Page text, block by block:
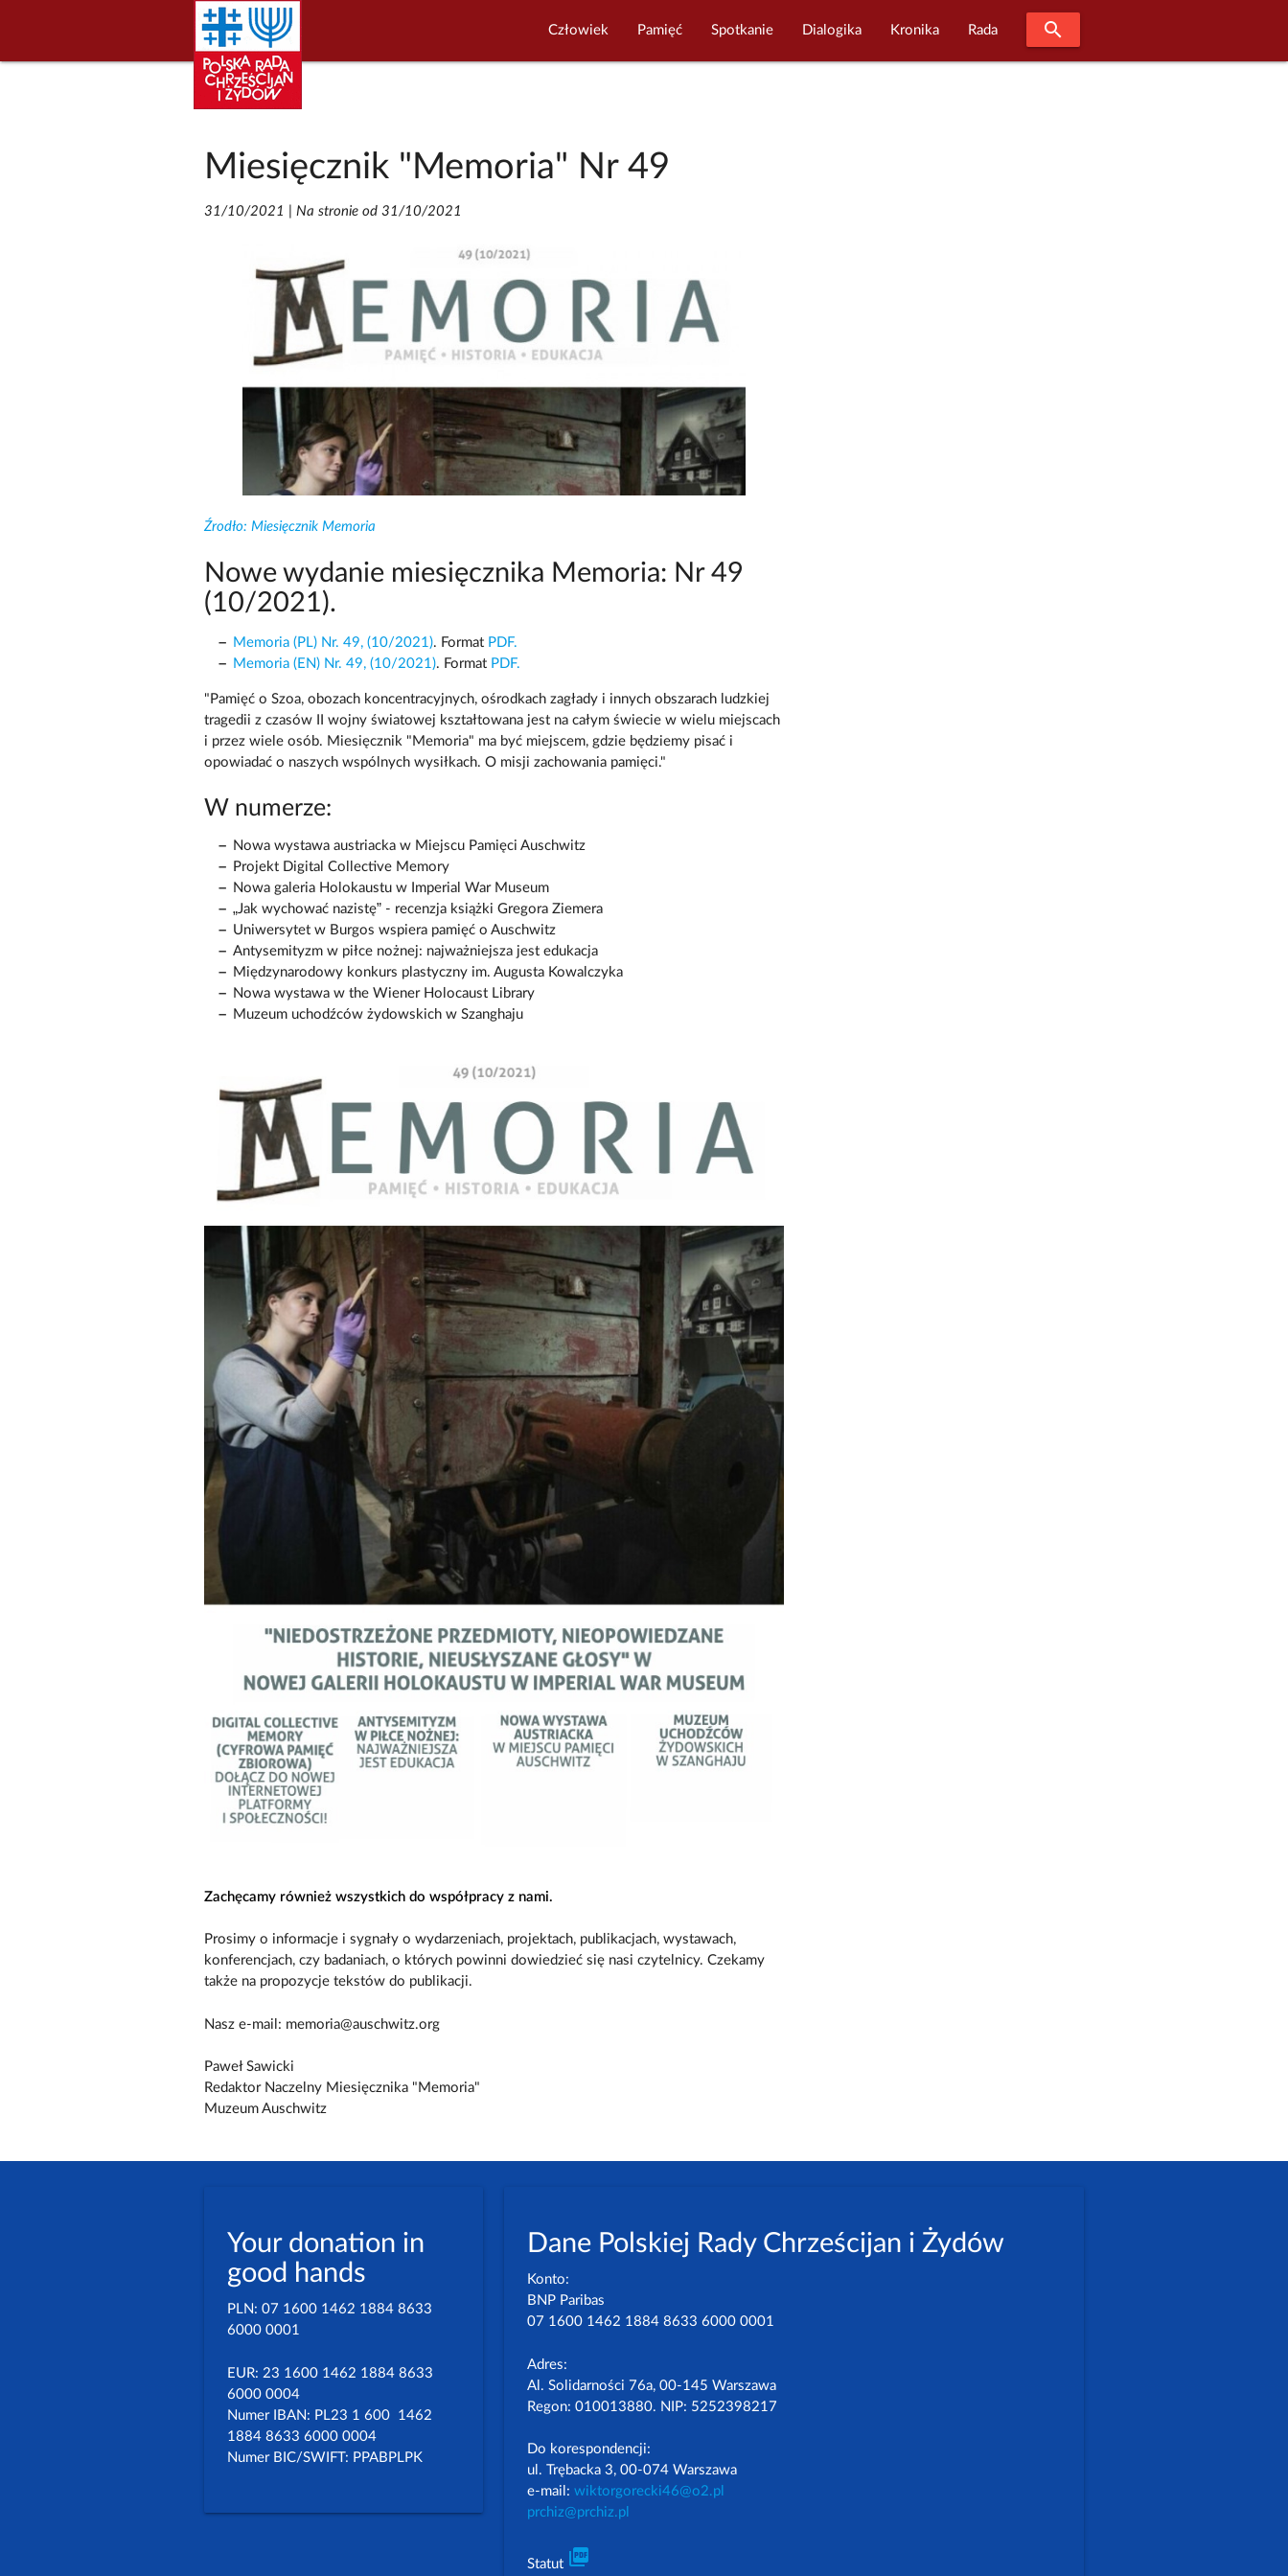
Człowiek Pamięć Spotkanie Dialogika Kronika Rada search
Miesięcznik "Memoria" Nr 49
31/10/2021 Na stronie od 31/10/2021
Źrodło: Miesięcznik Memoria
Nowe wydanie miesięcznika Memoria: Nr 49
(10/2021).
Memoria (PL) Nr. 49, (10/2021). Format PDF.
Memoria (EN) Nr. 49, (10/2021). Format PDF.
"Pamięć o Szoa, obozach koncentracyjnych, ośrodkach zagłady i innych obszarach ludzkiej
tragedii z czasów II wojny światowej kształtowana jest na całym świecie w wielu miejscach
i przez wiele osób. Miesięcznik "Memoria" ma być miejscem, gdzie będziemy pisać i
opowiadać o naszych wspólnych wysiłkach. O misji zachowania pamięci."
W numerze:
Nowa wystawa austriacka w Miejscu Pamięci Auschwitz
Projekt Digital Collective Memory
Nowa galeria Holokaustu w Imperial War Museum
„Jak wychować nazistę” - recenzja książki Gregora Ziemera
Uniwersytet w Burgos wspiera pamięć o Auschwitz
Antysemityzm w piłce nożnej: najważniejsza jest edukacja
Międzynarodowy konkurs plastyczny im. Augusta Kowalczyka
Nowa wystawa w the Wiener Holocaust Library
Muzeum uchodźców żydowskich w Szanghaju
Zachęcamy również wszystkich do współpracy z nami.
Prosimy o informacje i sygnały o wydarzeniach, projektach, publikacjach, wystawach,
konferencjach, czy badaniach, o których powinni dowiedzieć się nasi czytelnicy. Czekamy
także na propozycje tekstów do publikacji.
Nasz e-mail: memoria@auschwitz.org
Paweł Sawicki
Redaktor Naczelny Miesięcznika "Memoria"
Muzeum Auschwitz
Dane Polskiej Rady Chrześcijan i Żydów
Konto:
BNP Paribas
07 1600 1462 1884 8633 6000 0001
Adres:
Al. Solidarności 76a, 00-145 Warszawa
Regon: 010013880. NIP: 5252398217
Do korespondencji:
ul. Trębacka 3, 00-074 Warszawa
e-mail:wiktorgorecki46@o2.pl
prchiz@prchiz.pl
Statut picture_as_pdf
Your donation in
good hands
PLN: 07 1600 1462 1884 8633
6000 0001
EUR: 23 1600 1462 1884 8633
6000 0004
Numer IBAN: PL23 1 600 1462
1884 8633 6000 0004
Numer BIC/SWIFT: PPABPLPK